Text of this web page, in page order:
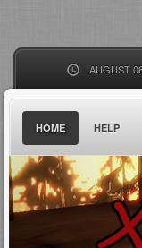
AUGUST
HOME HELP